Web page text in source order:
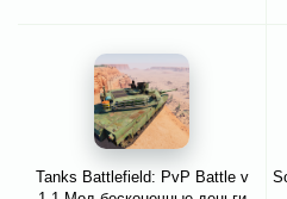
Tanks Battlefield: PvP Battle v